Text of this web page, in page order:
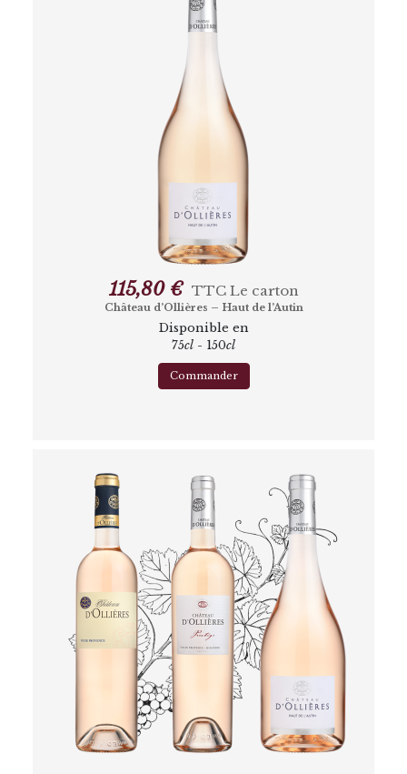
115,80 € TTCLe carton
Château d’Ollières – Haut de l’Autin
Disponible en
75cl - 150cl
Commander